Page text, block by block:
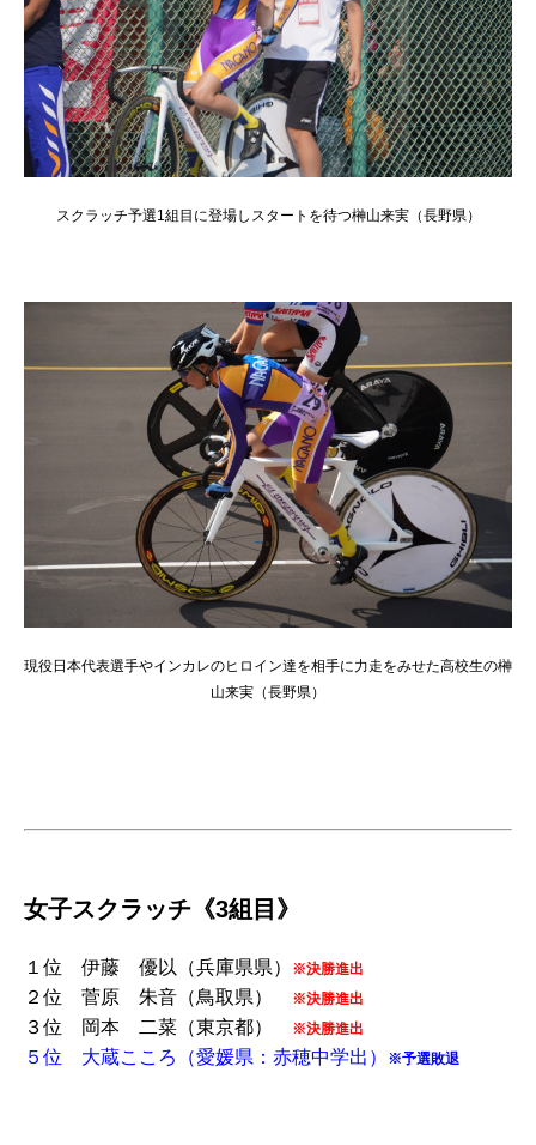
スクラッチ予選1組目に登場しスタートを待つ榊山来実（長野県）
現役日本代表選手やインカレのヒロイン達を相手に力走をみせた高校生の榊
山来実（長野県）
女子スクラッチ《3組目》
１位 伊藤 優以（兵庫県県） ※決勝進出
２位 菅原 朱音（鳥取県） ※決勝進出
３位 岡本 二菜（東京都） ※決勝進出
５ 位 大蔵こころ（愛媛県：赤穂中学出） ※予選敗退